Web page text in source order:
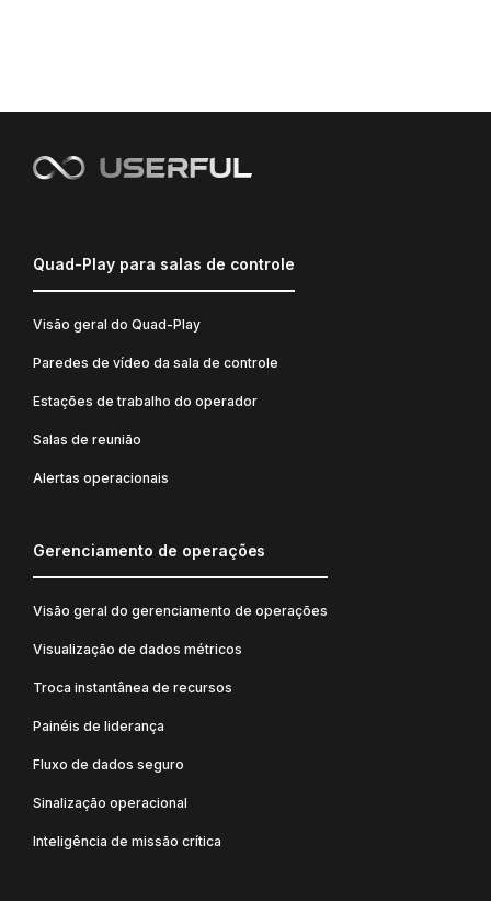
Quad-Play para salas de controle
Visão geral do Quad-Play
Paredes de vídeo da sala de controle
Estações de trabalho do operador
Salas de reunião
Alertas operacionais
Gerenciamento de operações
Visão geral do gerenciamento de operações
Visualização de dados métricos
Troca instantânea de recursos
Painéis de liderança
Fluxo de dados seguro
Sinalização operacional
Inteligência de missão crítica